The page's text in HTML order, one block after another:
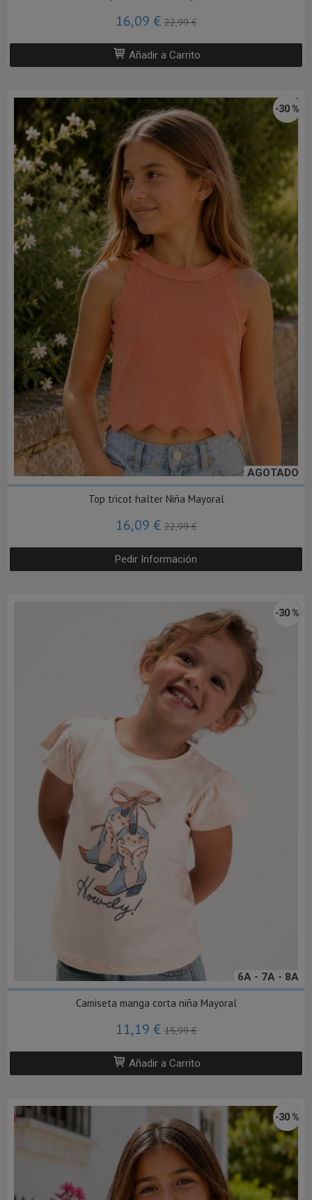
16,09 €22,99 €
Añadir a Carrito
AGOTADO
-30 %
Top tricot halter Niña Mayoral
16,09 €22,99 €
Pedir Información
6A - 7A - 8A
-30 %
Camiseta manga corta niña Mayoral
11,19 €15,99 €
Añadir a Carrito
-30 %